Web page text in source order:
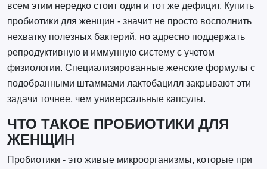
всем этим нередко стоит один и тот же дефицит. Купить
пробиотики для женщин - значит не просто восполнить
нехватку полезных бактерий, но адресно поддержать
репродуктивную и иммунную систему с учетом
физиологии. Специализированные женские формулы с
подобранными штаммами лактобацилл закрывают эти
задачи точнее, чем универсальные капсулы.
ЧТО ТАКОЕ ПРОБИОТИКИ ДЛЯ
ЖЕНЩИН
Пробиотики - это живые микроорганизмы, которые при